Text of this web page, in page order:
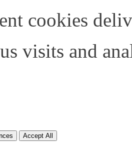
cookies
visits and
Accept All